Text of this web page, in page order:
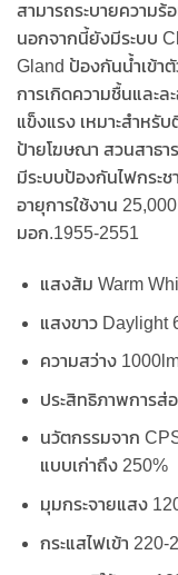
สามารถระบายความร้
นอกจากนี้ยังมีระบบ
Gland ป้องกันน้ำเข้า
การเกิดความชื้นและล
แข็งแรง เหมาะสำหรั
ป้ายโฆษณา สวนสาธ
มีระบบป้องกันไฟกระ
อายุการใช้งาน
มอก.1955-2551
แสงส้ม Warm
แสงขาว Daylight
ความสว่าง
ประสิทธิภาพการส่
นวัตกรรมจาก
แบบเก่าถึง 250%
มุมกระจายแสง
กระแสไฟเข้า 220-